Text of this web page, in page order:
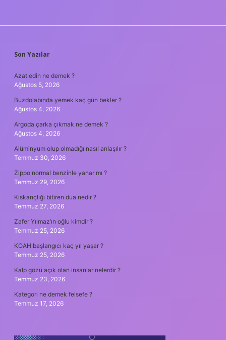
SIDEBAR
Son Yazılar
Azat edin ne demek ?
Ağustos 5, 2026
Buzdolabında yemek kaç gün bekler ?
Ağustos 4, 2026
Argoda çarka çıkmak ne demek ?
Ağustos 4, 2026
Alüminyum olup olmadığı nasıl anlaşılır ?
Temmuz 30, 2026
Zippo normal benzinle yanar mı ?
Temmuz 29, 2026
Kıskançlığı bitiren dua nedir ?
Temmuz 27, 2026
Zafer Yılmaz’ın oğlu kimdir ?
Temmuz 25, 2026
KOAH başlangıcı kaç yıl yaşar ?
Temmuz 25, 2026
Kalp gözü açık olan insanlar nelerdir ?
Temmuz 23, 2026
Kategori ne demek felsefe ?
Temmuz 17, 2026